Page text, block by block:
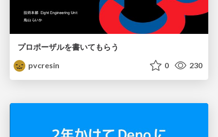
プロポーザルを書いてもらう
pvcresin
0 230